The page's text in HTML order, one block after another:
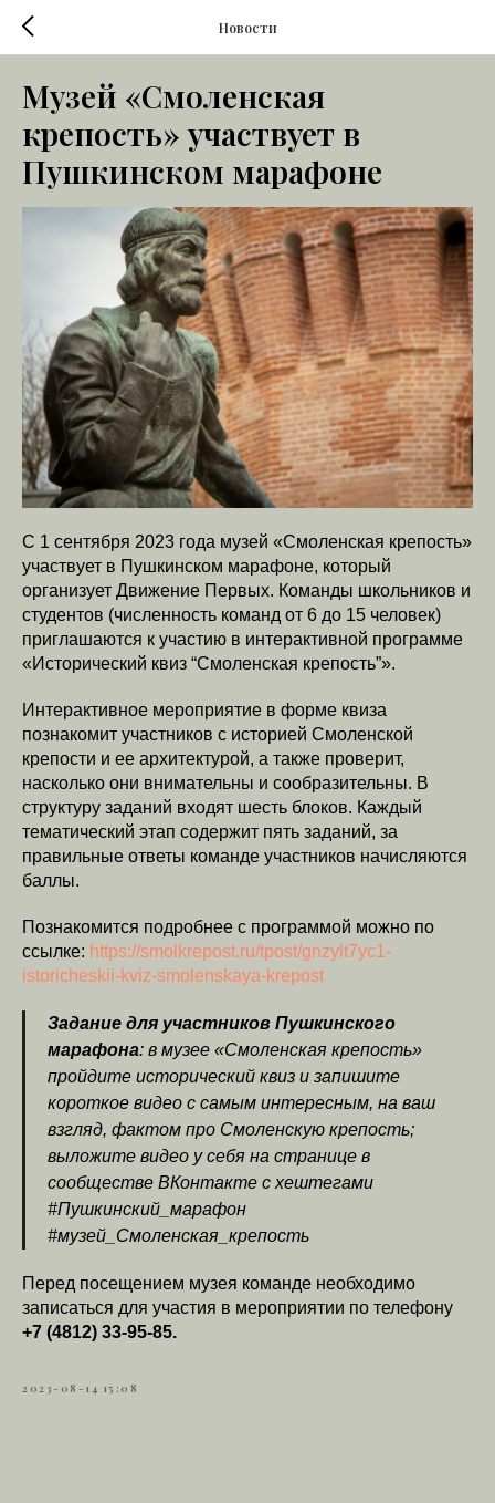
Новости
Музей «Смоленская
крепость» участвует в
Пушкинском марафоне
С 1 сентября 2023 года музей «Смоленская крепость»
участвует в Пушкинском марафоне, который
организует Движение Первых. Команды школьников и
студентов (численность команд от 6 до 15 человек)
приглашаются к участию в интерактивной программе
«Исторический квиз “Смоленская крепость”».
Интерактивное мероприятие в форме квиза
познакомит участников с историей Смоленской
крепости и ее архитектурой, а также проверит,
насколько они внимательны и сообразительны. В
структуру заданий входят шесть блоков. Каждый
тематический этап содержит пять заданий, за
правильные ответы команде участников начисляются
баллы.
Познакомится подробнее с программой можно по
ссылке: https://smolkrepost.ru/tpost/gnzylt7yc1-
istoricheskii-kviz-smolenskaya-krepost
Задание для участников Пушкинского
марафона: в музее «Смоленская крепость»
пройдите исторический квиз и запишите
короткое видео с самым интересным, на ваш
взгляд, фактом про Смоленскую крепость;
выложите видео у себя на странице в
сообществе ВКонтакте с хештегами
#Пушкинский_марафон
#музей_Смоленская_крепость
Перед посещением музея команде необходимо
записаться для участия в мероприятии по телефону
+7 (4812) 33-95-85.
2023-08-14 15:08